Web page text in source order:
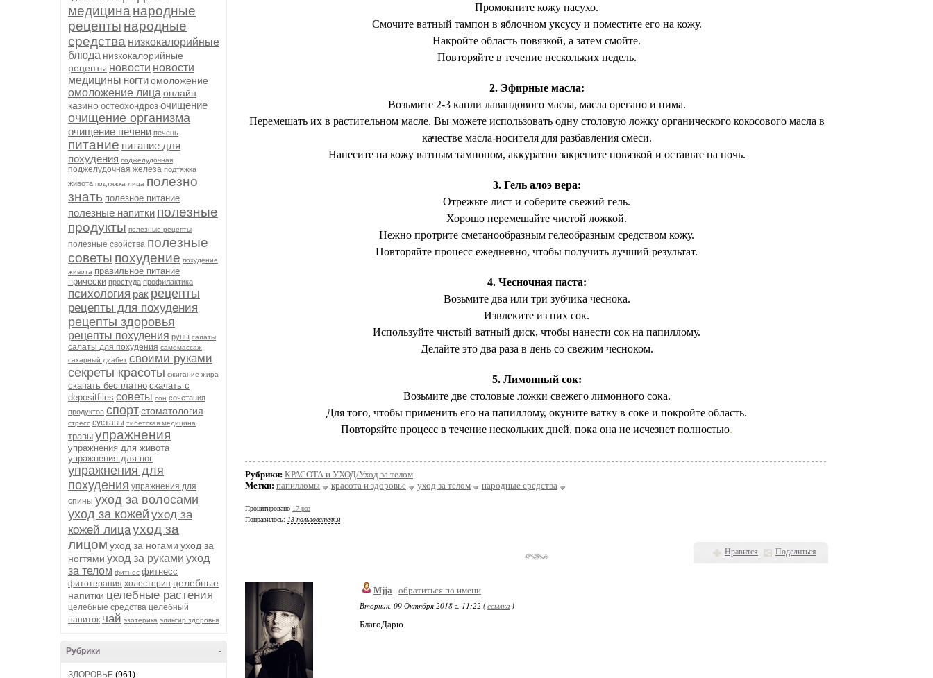
медицина народные
рецепты народные
средства низкокалорийные
блюда низкокалорийные
рецепты новости новости
медицины ногтиомоложение
омоложение лица онлайн
казино остеохондроз очищение
очищение организма
очищение печени печень
питание питание для
похудения поджелудочная
поджелудочная железа подтяжка
живота подтяжка лица полезно
знать полезное питание
полезные напитки полезные
продукты полезные рецепты
полезные свойства полезные
советы похудение похудение
живота правильное питание
прически простуда профилактика
психология рак рецепты
рецепты для похудения
рецепты здоровья
рецепты похудения руны салаты
салаты для похудения самомассаж
сахарный диабет своими руками
секреты красоты сжигание жира
скачать бесплатно скачать с
depositfiles советы сон сочетания
продуктов спортстоматология
стресс суставы тибетская медицина
травы упражнения
упражнения для живота
упражнения для ног
упражнения для
похудения упражнения для
спины уход за волосами
уход за кожей уход за
кожей лицауход за
лицом уход за ногами уход за
ногтями уход за руками уход
за телом фитнес фитнесс
фитотерапия холестерин целебные
напитки целебные растения
целебные средства целебный
напиток чай эзотерика эликсир здоровья
-
Рубрики
ЗДОРОВЬЕ (961)
Промокните кожу насухо.
Смочите ватный тампон в яблочном уксусу и поместите его на кожу.
Накройте область повязкой, а затем смойте.
Повторяйте в течение нескольких недель.
2. Эфирные масла:
Возьмите 2-3 капли лавандового масла, масла орегано и нима.
Перемешать их в растительном масле. Вы можете использовать одну столовую ложку органического кокосового масла в
качестве масла-носителя для разбавления смеси.
Нанесите на кожу ватным тампоном, аккуратно закрепите повязкой и оставьте на ночь.
3. Гель алоэ вера:
Отрежьте лист и соберите свежий гель.
Хорошо перемешайте чистой ложкой.
Нежно протрите сметанообразным гелеобразным средством кожу.
Повторяйте процесс ежедневно, чтобы получить лучший результат.
4. Чесночная паста:
Возьмите два или три зубчика чеснока.
Извлеките из них сок.
Используйте чистый ватный диск, чтобы нанести сок на папиллому.
Делайте это два раза в день со свежим чесноком.
5. Лимонный сок:
Возьмите две столовые ложки свежего лимонного сока.
Для того, чтобы применить его на папиллому, окуните ватку в соке и покройте область.
Повторяйте процесс в течение нескольких дней, пока она не исчезнет полностью.
Рубрики: КРАСОТА и УХОД/Уход за телом
Метки: папилломы красота и здоровье уход за телом народные средства
Процитировано 17 раз
Понравилось: 13 пользователям
Нравится Поделиться
Mjja
обратиться по имени
Вторник, 09 Октября 2018 г. 11:22 (ссылка )
БлагоДарю.